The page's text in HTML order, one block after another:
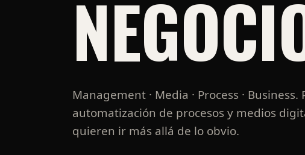
Management · Media · Process ·
automatización de procesos y medios
quieren ir más allá de lo obvio.